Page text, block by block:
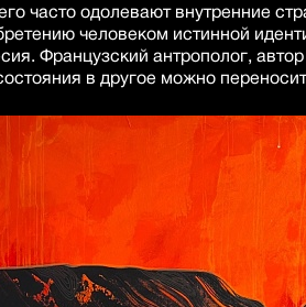
часто одолевают внутренние
человеком истинной
Французский антрополог,
в другое можно